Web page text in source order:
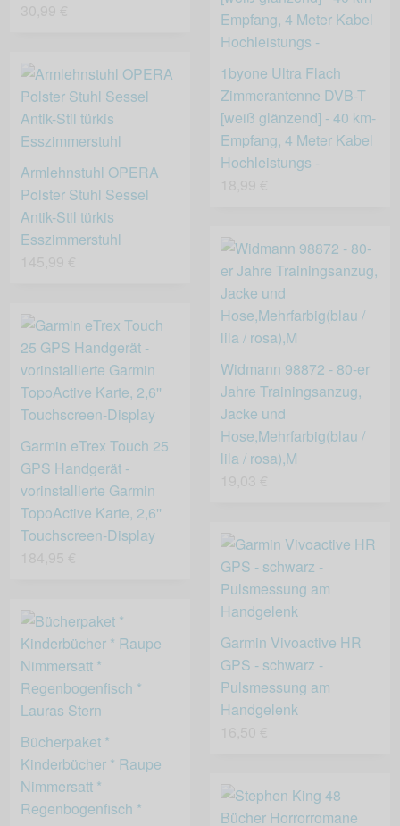
1byone Ultra Flach
Zimmerantenne DVB-T
[weiß glänzend] - 40 km-
Empfang, 4 Meter Kabel
Hochleistungs -
Armlehnstuhl OPERA
Polster Stuhl Sessel
Antik-Stil türkis
Esszimmerstuhl
Widmann 98872 - 80-er
Jahre Trainingsanzug,
Jacke und
Hose,Mehrfarbig(blau /
lila / rosa),M
Garmin eTrex Touch 25
GPS Handgerät -
vorinstallierte Garmin
TopoActive Karte, 2,6''
Touchscreen-Display
Garmin Vivoactive HR
GPS - schwarz -
Pulsmessung am
Handgelenk
Bücherpaket *
Kinderbücher * Raupe
Nimmersatt *
Regenbogenfisch *